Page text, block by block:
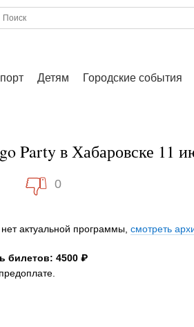
Детям Городские события
Party в Хабаровске 11
0
актуальной программы, смотреть
билетов: 4500 ₽